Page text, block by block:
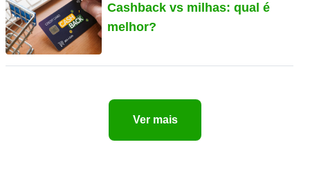
Cashback vs milhas: qual é
melhor?
Ver mais